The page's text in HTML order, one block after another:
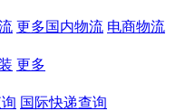
更多国内物流 电商物流
更多
国际快递查询